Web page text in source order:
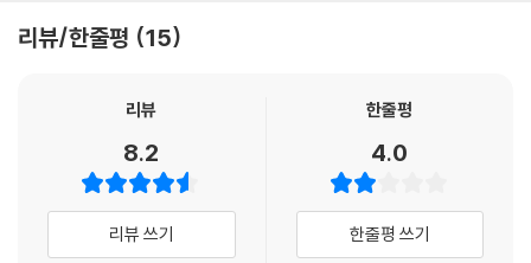
의 대표작 형사 ‘해리 보슈’ 시리즈는 현재 알에이치코리아를 통하여 완역
이어 《블랙 아이스》, 《콘크리트 블론드》, 《라스트 코요테》, 《트렁크 뮤
트 라이트》, 《시인의 계곡》에 이르기까지 국내에 순차적으로 번역되어 출
간되고 있는 ‘해리 보슈 시리즈’는 작가 마이클 코넬리의 오랜 범죄 담당 기
자 경험에서 비롯된 놀라울 정도의 사실적인 범죄와 경찰 조직의 묘사, 그
리고 안티 히어로 해리 보슈라는 걸출한 캐릭터로 평론가들과 독자들에 의
리뷰/한줄평 15
리뷰
8.2
리뷰 쓰기
한줄평
4.0
한줄평 쓰기